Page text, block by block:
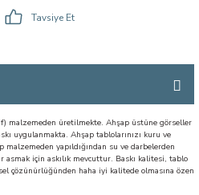
Tavsiye Et
malzemeden üretilmekte. Ahşap üstüne görseller
uygulanmakta. Ahşap tablolarınızı kuru ve
yapıldığından su ve darbelerden
için askılık mevcuttur. Baskı kalitesi, tablo
çözünürlüğünden haha iyi kalitede olmasına özen